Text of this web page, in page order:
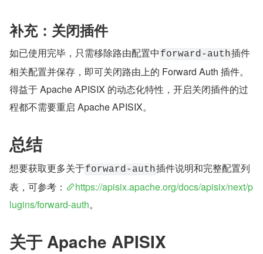
补充：关闭插件
如已使用完毕，只需移除路由配置中 forward-auth插件
相关配置并保存，即可关闭路由上的 Forward Auth 插件。
得益于 Apache APISIX 的动态化特性，开启关闭插件的过
程都不需要重启 Apache APISIX。
总结
想要获取更多关于forward-auth插件说明和完整配置列
表，可参考：
https://apisix.apache.org/docs/apisix/next/p
lugins/forward-auth。
关于 Apache APISIX